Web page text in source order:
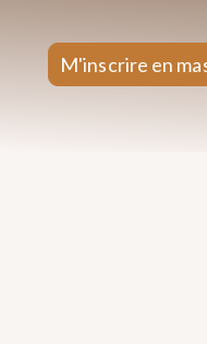
M'inscrire en